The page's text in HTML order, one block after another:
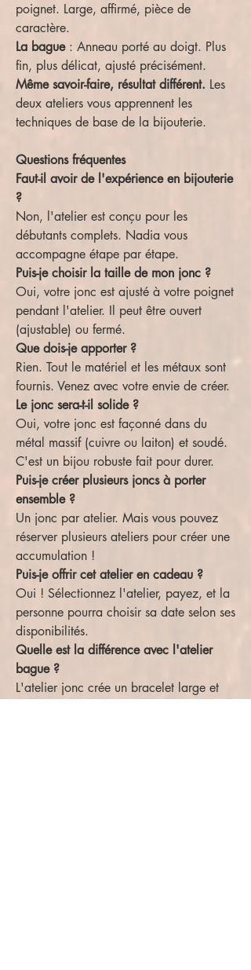
poignet. Large, affirmé, pièce de
caractère.
La bague: Anneau porté au doigt. Plus
fin, plus délicat, ajusté précisément.
Même savoir-faire, résultat différent. Les
deux ateliers vous apprennent les
techniques de base de la bijouterie.
Questions fréquentes
Faut-il avoir de l'expérience en bijouterie
?
Non, l'atelier est conçu pour les
débutants complets. Nadia vous
accompagne étape par étape.
Puis-je choisir la taille de mon jonc ?
Oui, votre jonc est ajusté à votre poignet
pendant l'atelier. Il peut être ouvert
(ajustable) ou fermé.
Que dois-je apporter ?
Rien. Tout le matériel et les métaux sont
fournis. Venez avec votre envie de créer.
Le jonc sera-t-il solide ?
Oui, votre jonc est façonné dans du
métal massif (cuivre ou laiton) et soudé.
C'est un bijou robuste fait pour durer.
Puis-je créer plusieurs joncs à porter
ensemble ?
Un jonc par atelier. Mais vous pouvez
réserver plusieurs ateliers pour créer une
accumulation !
Puis-je offrir cet atelier en cadeau ?
Oui ! Sélectionnez l'atelier, payez, et la
personne pourra choisir sa date selon ses
disponibilités.
Quelle est la différence avec l'atelier
bague ?
L'atelier jonc crée un bracelet large et